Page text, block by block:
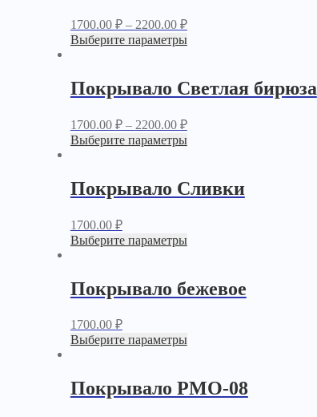
1700.00 ₽– 2200.00 ₽
Выберите параметры
Покрывало Светлая бирюза
1700.00 ₽– 2200.00 ₽
Выберите параметры
Покрывало Сливки
1700.00 ₽
Выберите параметры
Покрывало бежевое
1700.00 ₽
Выберите параметры
Покрывало PМО-08